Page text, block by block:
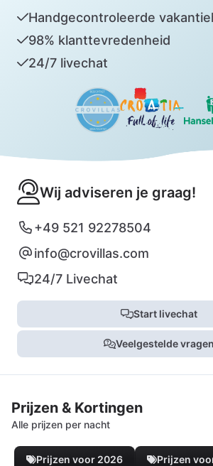
Handgecontroleerde
98% klanttevredenheid
24/7 livechat
Wij adviseren je graag!
+49 521 92278504
info@crovillas.com
24/7 Livechat
Start livechat
Veelgestelde vragen
Prijzen & Kortingen
Alle prijzen per nacht
Prijzen voor 2026 Prijzen